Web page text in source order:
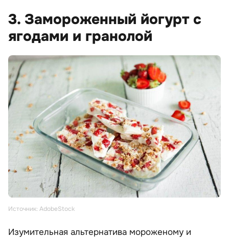
3. Замороженный йогурт с
ягодами и гранолой
Источник: AdobeStock
Изумительная альтернатива мороженому и